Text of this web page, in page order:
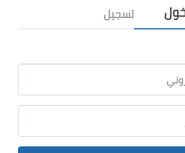
تسجيل